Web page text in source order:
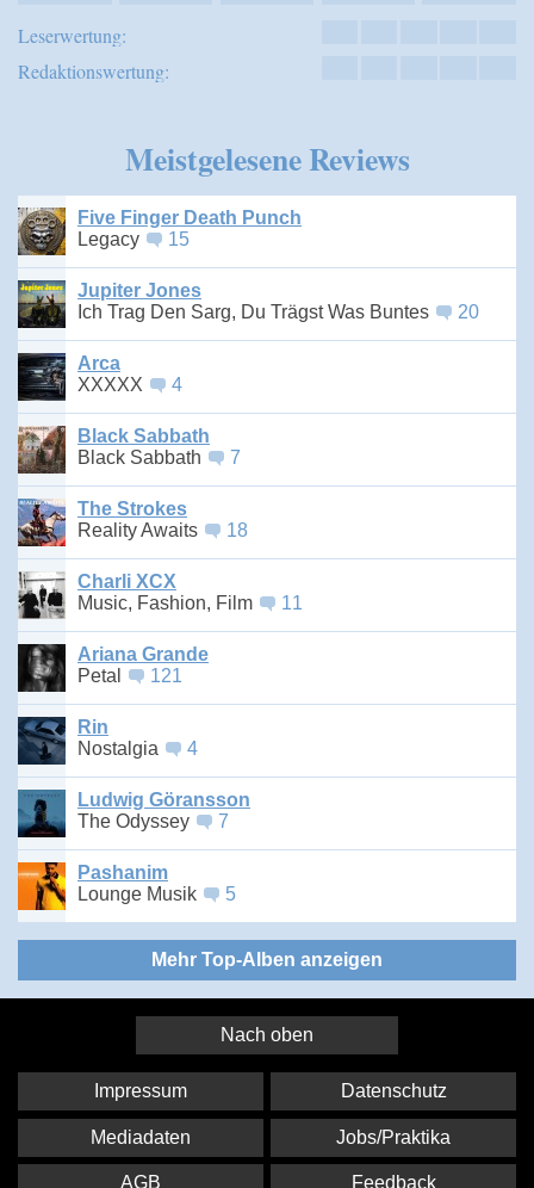
Leserwertung:
Redaktionswertung:
Meistgelesene Reviews
Five Finger Death Punch
Legacy
15
Jupiter Jones
Ich Trag Den Sarg, Du Trägst Was Buntes
20
Arca
XXXXX
4
Black Sabbath
Black Sabbath
7
The Strokes
Reality Awaits
18
Charli XCX
Music, Fashion, Film
11
Ariana Grande
Petal
121
Rin
Nostalgia
4
Ludwig Göransson
The Odyssey
7
Pashanim
Lounge Musik
5
Mehr Top-Alben anzeigen
Nach oben
Impressum Datenschutz
Mediadaten Jobs/Praktika
AGB Feedback